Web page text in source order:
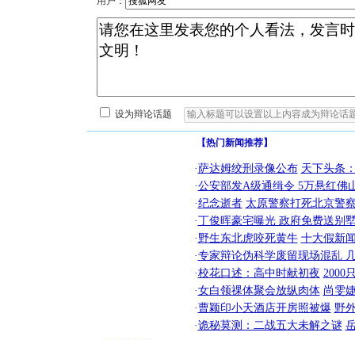
设为辩论话题
【热门新闻推荐】
·萨达姆绞刑录像公布 天下头条
·公安部发A级通缉令 5万悬红佛
·纪念逝者 太原警察打死北京警
·丁俊晖豪宅曝光 政府免费送别
·野生东北虎咬死黄牛 十大假新
·专家辩论伪科学废留现场混乱
·校花口述：高中时献初夜 2000
·女白领祼体聚会放纵肉体 尚雯
·曹颖印小天酒店开房照被爆 野
·诡秘莫测：二战五大未解之谜